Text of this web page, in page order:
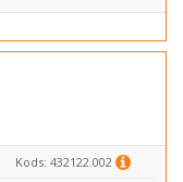
Kods: 432122.002